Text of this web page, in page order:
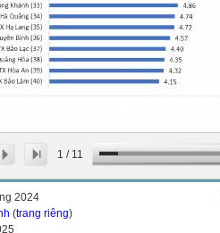
1 / 11
2024
(trang riêng)